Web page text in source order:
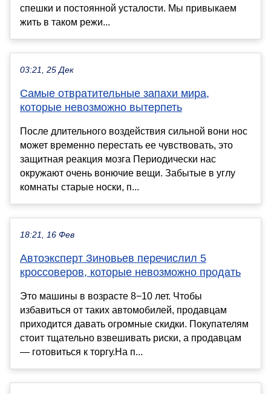
спешки и постоянной усталости. Мы привыкаем
жить в таком режи...
03:21, 25 Дек
Самые отвратительные запахи мира,
которые невозможно вытерпеть
После длительного воздействия сильной вони нос
может временно перестать ее чувствовать, это
защитная реакция мозга Периодически нас
окружают очень вонючие вещи. Забытые в углу
комнаты старые носки, п...
18:21, 16 Фев
Автоэксперт Зиновьев перечислил 5
кроссоверов, которые невозможно продать
Это машины в возрасте 8−10 лет. Чтобы
избавиться от таких автомобилей, продавцам
приходится давать огромные скидки. Покупателям
стоит тщательно взвешивать риски, а продавцам
— готовиться к торгу.На п...